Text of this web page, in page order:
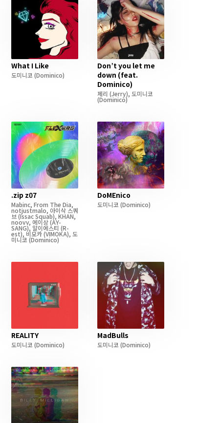
What I Like
도미니코 (Dominico)
Don’t you let me
down (feat.
Dominico)
제리 (Jerry), 도미니코
(Dominico)
.zip z07
Mabinc, From The Dia,
notjustmalo, 아이삭 스쿼
브 (Issac Squab), KHAN,
noovv, 에이상(AY-
SANG), 알이에스티 (R-
est), 비모카(VIMOKA), 도
미니코 (Dominico)
DoMEnico
도미니코 (Dominico)
REALITY
도미니코 (Dominico)
MadBulls
도미니코 (Dominico)